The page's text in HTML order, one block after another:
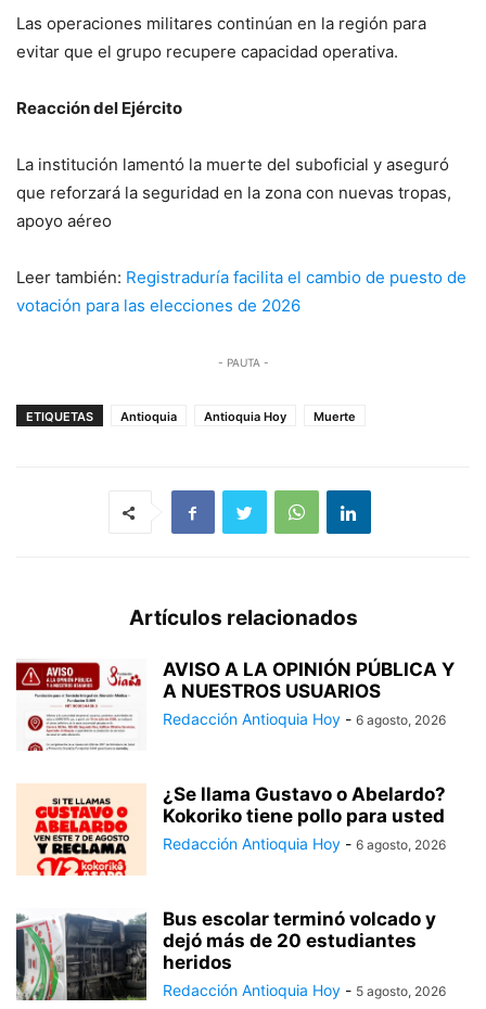
Las operaciones militares continúan en la región para
evitar que el grupo recupere capacidad operativa.
Reacción del Ejército
La institución lamentó la muerte del suboficial y aseguró
que reforzará la seguridad en la zona con nuevas tropas,
apoyo aéreo
Leer también: Registraduría facilita el cambio de puesto de
votación para las elecciones de 2026
- PAUTA -
ETIQUETAS Antioquia Antioquia Hoy Muerte
Artículos relacionados
AVISO A LA OPINIÓN PÚBLICA Y
A NUESTROS USUARIOS
Redacción Antioquia Hoy - 6 agosto, 2026
¿Se llama Gustavo o Abelardo?
Kokoriko tiene pollo para usted
Redacción Antioquia Hoy - 6 agosto, 2026
Bus escolar terminó volcado y
dejó más de 20 estudiantes
heridos
Redacción Antioquia Hoy - 5 agosto, 2026